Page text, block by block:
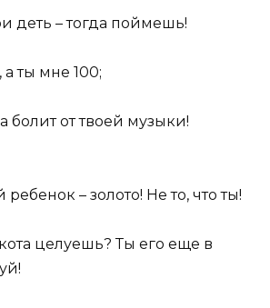
деть – тогда поймешь!
ты мне 100;
болит от твоей музыки!
– золото! Не то, что ты!
целуешь? Ты его еще в